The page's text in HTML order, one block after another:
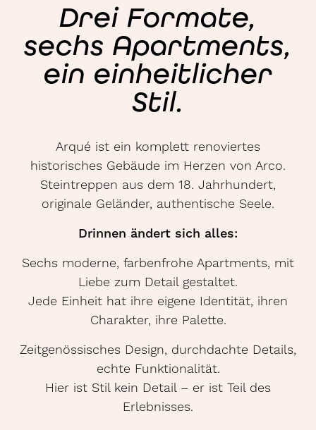
Drei Formate,
sechs Apartments,
ein einheitlicher
Stil.
Arqué ist ein komplett renoviertes
historisches Gebäude im Herzen von Arco.
Steintreppen aus dem 18. Jahrhundert,
originale Geländer, authentische Seele.
Drinnen ändert sich alles:
Sechs moderne, farbenfrohe Apartments, mit
Liebe zum Detail gestaltet.
Jede Einheit hat ihre eigene Identität, ihren
Charakter, ihre Palette.
Zeitgenössisches Design, durchdachte Details,
echte Funktionalität.
Hier ist Stil kein Detail – er ist Teil des
Erlebnisses.